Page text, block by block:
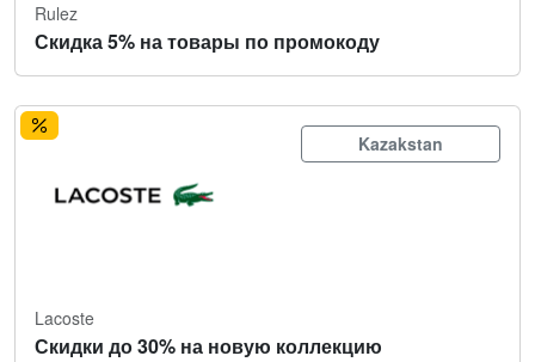
Rulez
Скидка 5% на товары по промокоду
Kazakstan
Lacoste
Скидки до 30% на новую коллекцию